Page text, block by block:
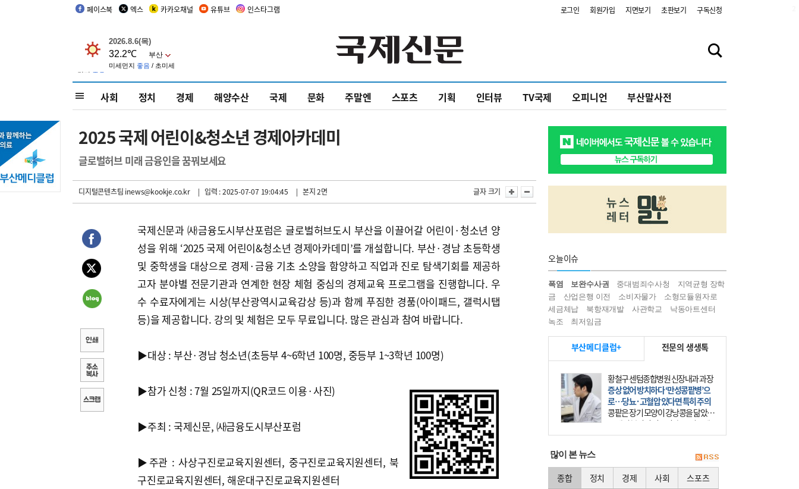
페이스북 엑스 카카오채널 유튜브 인스타그램 로그인 회원가입 지면보기 초판보기 구독신청
사회 정치 경제 해양수산 국제 문화 주말엔 스포츠 기획 인터뷰 TV국제 오피니언 부산말사전
2025 국제 어린이&청소년 경제아카데미
글로벌허브 미래 금융인을 꿈꿔보세요
디지털콘텐츠팀 inews@kookje.co.kr | 입력 : 2025-07-07 19:04:45 | 본지 2면 글자 크기
국제신문과 ㈔금융도시부산포럼은 글로벌허브도시 부산을 이끌어갈 어린이·청소년 양
성을 위해 ‘2025 국제 어린이&청소년 경제아카데미’를 개설합니다. 부산·경남 초등학생
및 중학생을 대상으로 경제·금융 기초 소양을 함양하고 직업과 진로 탐색기회를 제공하
고자 분야별 전문기관과 연계한 현장 체험 중심의 경제교육 프로그램을 진행합니다. 우
수 수료자에게는 시상(부산광역시교육감상 등)과 함께 푸짐한 경품(아이패드, 갤럭시탭
등)을 제공합니다. 강의 및 체험은 모두 무료입니다. 많은 관심과 참여 바랍니다.
▶대상 : 부산·경남 청소년(초등부 4~6학년 100명, 중등부 1~3학년 100명)
▶참가 신청 : 7월 25일까지(QR코드 이용·사진)
▶주최 : 국제신문, ㈔금융도시부산포럼
▶주관 : 사상구진로교육지원센터, 중구진로교육지원센터, 북
구진로교육지원센터, 해운대구진로교육지원센터
오늘이슈
폭염 보완수사권 중대범죄수사청
지역균형 장학
금
산업은행 이전 소비자물가
소형모듈원자로
세금체납
북항재개발 사관학교
낙동아트센터
녹조
최저임금
부산메디클럽+ 전문의 생생톡
김주현 웅진한의원 원장
단백질 열풍 속 놓치지 말아야 할 ‘균
형’
단백질만 많이 먹으면 건강할까. 요
즘 건강을 이야기할 때 빠지지 않는
키워드가 단백질이다. 헬스장을 다니
많이 본 뉴스
종합 정치 경제 사회 스포츠